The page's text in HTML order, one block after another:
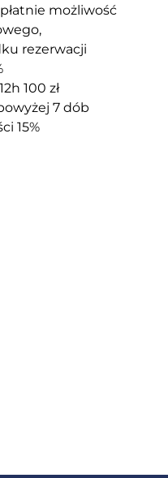
możliwość
rezerwacji
100 zł
7 dób
15%